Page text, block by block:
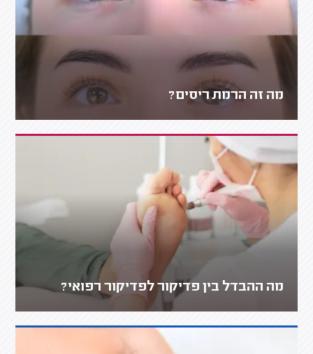
מה זה הרמת ריסים?
מה ההבדל בין פדיקור לפדיקור רפואי?